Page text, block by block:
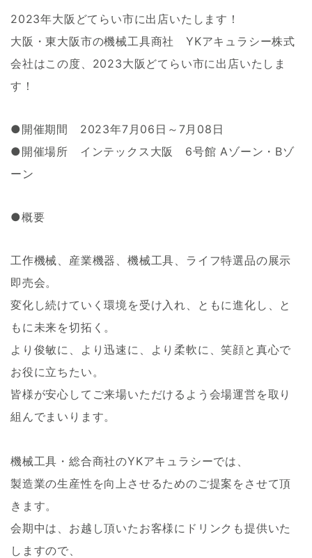
2023年大阪どてらい市に出店いたします！
大阪・東大阪市の機械工具商社 YKアキュラシー株式
会社はこの度、2023大阪どてらい市に出店いたしま
す！
●開催期間 2023年7月06日～7月08日
●開催場所 インテックス大阪 6号館 Aゾーン・Bゾ
ーン
●概要
工作機械、産業機器、機械工具、ライフ特選品の展示
即売会。
変化し続けていく環境を受け入れ、ともに進化し、と
もに未来を切拓く。
より俊敏に、より迅速に、より柔軟に、笑顔と真心で
お役に立ちたい。
皆様が安心してご来場いただけるよう会場運営を取り
組んでまいります。
機械工具・総合商社のYKアキュラシーでは、
製造業の生産性を向上させるためのご提案をさせて頂
きます。
会期中は、お越し頂いたお客様にドリンクも提供いた
しますので、